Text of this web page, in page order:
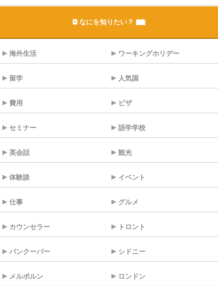
なにを知りたい？
海外生活 ワーキングホリデー
留学 人気国
費用 ビザ
セミナー 語学学校
英会話 観光
体験談 イベント
仕事 グルメ
カウンセラー トロント
バンクーバー シドニー
メルボルン ロンドン